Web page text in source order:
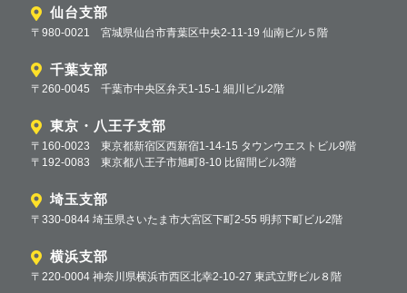
仙台支部
〒980-0021 宮城県仙台市青葉区中央2-11-19 仙南ビル５階
千葉支部
〒260-0045 千葉市中央区弁天1-15-1 細川ビル2階
東京・八王子支部
〒160-0023 東京都新宿区西新宿1-14-15 タウンウエストビル9階
〒192-0083 東京都八王子市旭町8-10 比留間ビル3階
埼玉支部
〒330-0844 埼玉県さいたま市大宮区下町2-55 明邦下町ビル2階
横浜支部
〒220-0004 神奈川県横浜市西区北幸2-10-27 東武立野ビル８階